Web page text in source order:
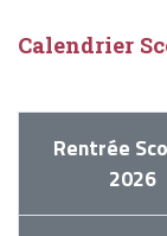
Calendrier
Rentrée
2026